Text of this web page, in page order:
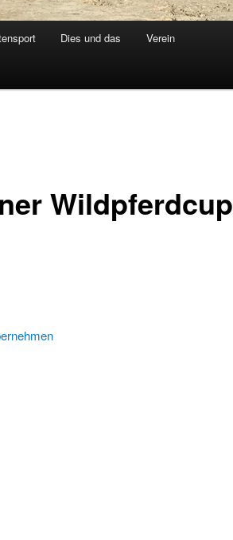
Dies und das Verein
Wildpferdcup